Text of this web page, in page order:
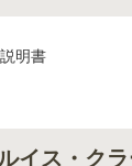
説明書
イス・ク